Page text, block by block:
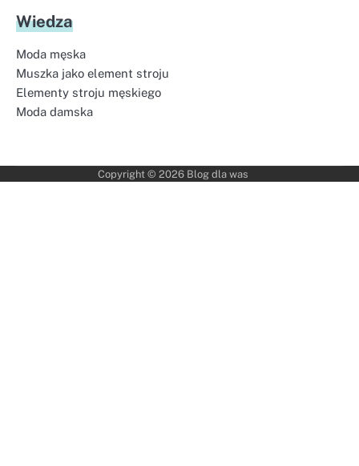
Wiedza
Moda męska
Muszka jako element stroju
Elementy stroju męskiego
Moda damska
Copyright © 2026 Blog dla was